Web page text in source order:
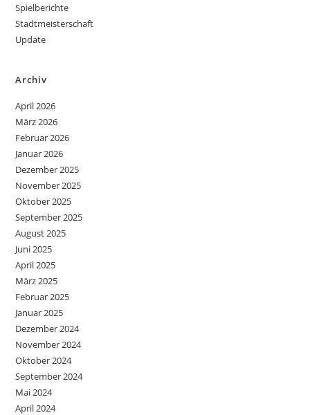
Spielberichte
Stadtmeisterschaft
Update
Archiv
April 2026
März 2026
Februar 2026
Januar 2026
Dezember 2025
November 2025
Oktober 2025
September 2025
August 2025
Juni 2025
April 2025
März 2025
Februar 2025
Januar 2025
Dezember 2024
November 2024
Oktober 2024
September 2024
Mai 2024
April 2024